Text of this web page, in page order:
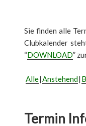
Sie finden alle
Clubkalender
“DOWNLOAD”
Alle Anstehend
Termin